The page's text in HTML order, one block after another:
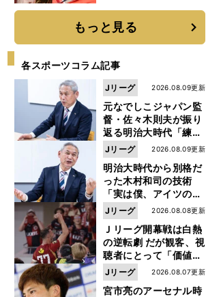
もっと見る
各スポーツコラム記事
元なでしこジャパン監
督・佐々木則夫が振り
返る明治大時代「練習
もしない（木村）和司
が脚光を浴びて...。全
然面白くない４年間で
した」
2026.08.09更新
Jリーグ
明治大時代から別格だ
った木村和司の技術
「実は僕、アイツのフ
ェイントを真似してい
ました」と元なでしこ
ジャパン監督・佐々木
則夫
2026.08.09更新
Jリーグ
Ｊリーグ開幕戦は白熱
の逆転劇 だが観客、視
聴者にとって「価値あ
るイベント」になって
いたか
2026.08.08更新
Jリーグ
宮市亮のアーセナル時
2026.08.07更新
Jリーグ